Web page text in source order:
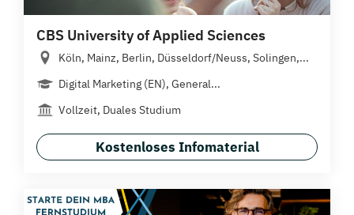
CBS University of Applied Sciences
Köln, Mainz, Berlin, Düsseldorf/Neuss, Solingen,...
Digital Marketing (EN), General...
Vollzeit, Duales Studium
Kostenloses Infomaterial